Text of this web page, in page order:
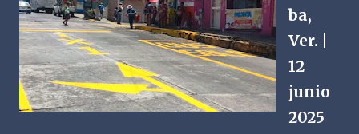
ba,
Ver. |
12
junio
2025